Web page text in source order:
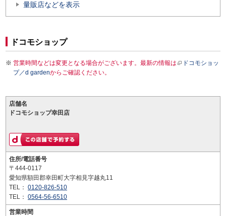
量販店などを表示
ドコモショップ
営業時間などは変更となる場合がございます。最新の情報は
ドコモショッ
プ／d gardenからご確認ください。
店舗名
ドコモショップ幸田店
住所/電話番号
〒444-0117
愛知県額田郡幸田町大字相見字越丸11
TEL： 0120-826-510
TEL： 0564-56-6510
営業時間